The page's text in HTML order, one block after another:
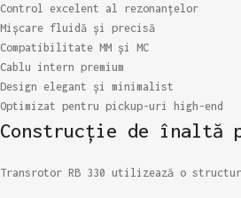
Control excelent al rezonanțelor
Mișcare fluidă și precisă
Compatibilitate MM și MC
Cablu intern premium
Design elegant și minimalist
Optimizat pentru pickup-uri high-end
Construcție de înaltă
Transrotor RB 330 utilizează o